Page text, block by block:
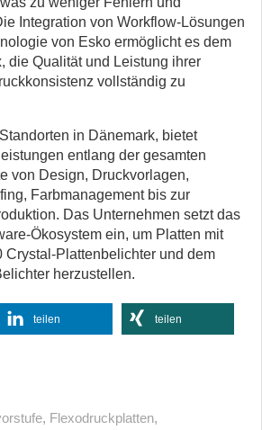
Integration von Workflow-Lösungen
von Esko ermöglicht es dem
die Qualität und Leistung ihrer
vollständig zu
in Dänemark, bietet
entlang der gesamten
von Design, Druckvorlagen,
Farbmanagement bis zur
Das Unternehmen setzt das
Ökosystem ein, um Platten mit
Crystal-Plattenbelichter und dem
herzustellen.
teilen teilen
, Flexodruckplatten,